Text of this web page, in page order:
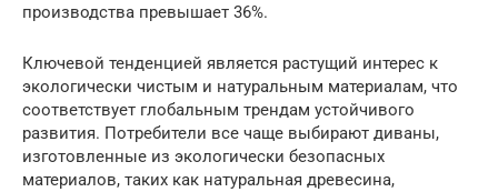
производства превышает 36%.
Ключевой тенденцией является растущий интерес к
экологически чистым и натуральным материалам, что
соответствует глобальным трендам устойчивого
развития. Потребители все чаще выбирают диваны,
изготовленные из экологически безопасных
материалов, таких как натуральная древесина,